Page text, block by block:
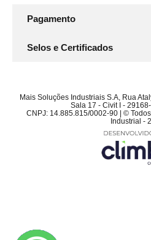
Pagamento
Selos e Certificados
Mais Soluções Industriais S.A, Rua
Sala 17 - Civit I -
CNPJ: 14.885.815/0002-90 | ©
Industrial -